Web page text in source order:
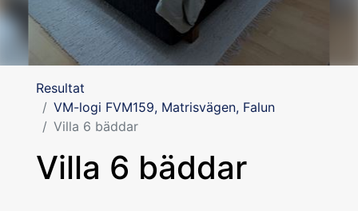
Resultat
VM-logi FVM159, Matrisvägen, Falun
Villa 6 bäddar
Villa 6 bäddar